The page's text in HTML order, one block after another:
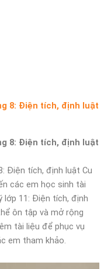
8: Điện tích, định luật
8: Điện tích, định luật
Điện tích, định luật Cu
các em học sinh tài
lớp 11: Điện tích, định
ôn tập và mở rộng
tài liệu để phục vụ
em tham khảo.